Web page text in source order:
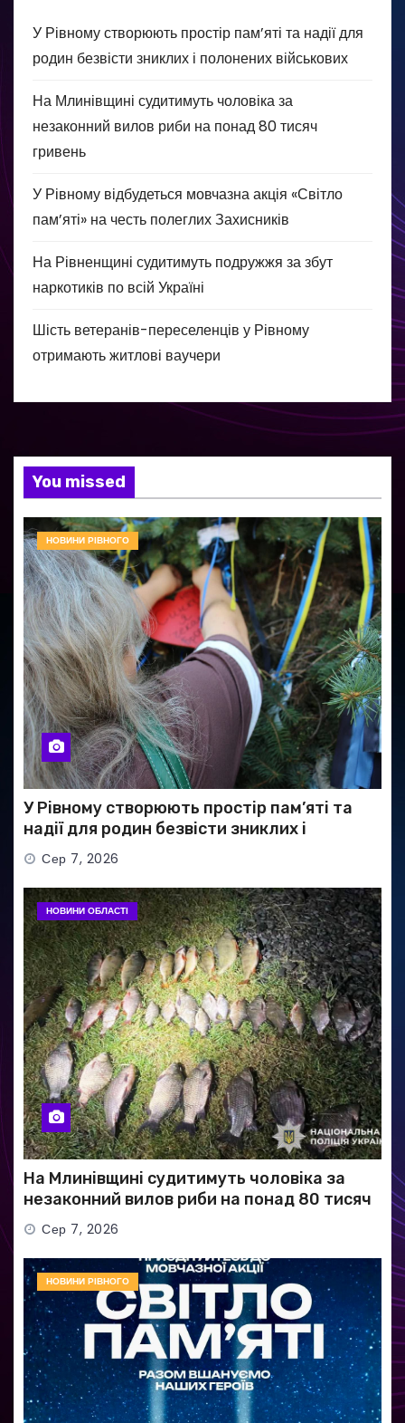
У Рівному створюють простір пам’яті та надії для
родин безвісти зниклих і полонених військових
На Млинівщині судитимуть чоловіка за
незаконний вилов риби на понад 80 тисяч
гривень
У Рівному відбудеться мовчазна акція «Світло
пам’яті» на честь полеглих Захисників
На Рівненщині судитимуть подружжя за збут
наркотиків по всій Україні
Шість ветеранів-переселенців у Рівному
отримають житлові ваучери
You missed
НОВИНИ РІВНОГО
У Рівному створюють простір пам’яті та
надії для родин безвісти зниклих і
полонених військових
Сер 7, 2026
НОВИНИ ОБЛАСТІ
На Млинівщині судитимуть чоловіка за
незаконний вилов риби на понад 80 тисяч
гривень
Сер 7, 2026
НОВИНИ РІВНОГО